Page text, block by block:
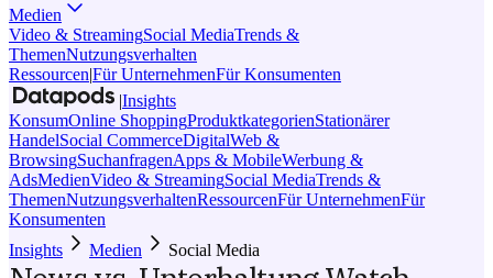
Medien
Video & StreamingSocial MediaTrends &
ThemenNutzungsverhalten
Ressourcen|Für UnternehmenFür Konsumenten
|Insights
KonsumOnline ShoppingProduktkategorienStationärer
HandelSocial CommerceDigitalWeb &
BrowsingSuchanfragenApps & MobileWerbung &
AdsMedienVideo & StreamingSocial MediaTrends &
ThemenNutzungsverhaltenRessourcenFür UnternehmenFür
Konsumenten
Insights
Medien Social Media